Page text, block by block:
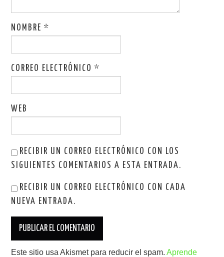
NOMBRE*
CORREO ELECTRÓNICO*
WEB
RECIBIR UN CORREO ELECTRÓNICO CON LOS
SIGUIENTES COMENTARIOS A ESTA ENTRADA.
RECIBIR UN CORREO ELECTRÓNICO CON CADA
NUEVA ENTRADA.
Este sitio usa Akismet para reducir el spam.Aprende